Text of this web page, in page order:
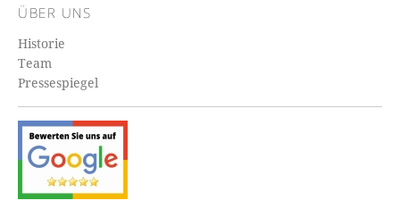
ÜBER UNS
Historie
Team
Pressespiegel